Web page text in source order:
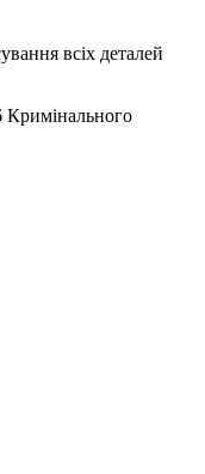
всіх деталей
Кримінального